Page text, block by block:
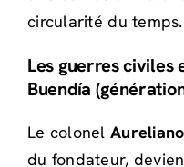
circularité du temps.
Les guerres civiles
Buendía
Le colonel
du fondateur,